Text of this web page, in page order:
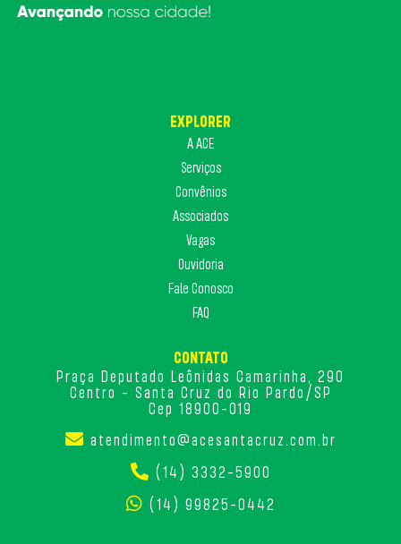
EXPLORER
A ACE
Serviços
Convênios
Associados
Vagas
Ouvidoria
Fale Conosco
FAQ
CONTATO
Praça Deputado Leônidas Camarinha, 290
Centro - Santa Cruz do Rio Pardo/SP
Cep 18900-019
atendimento@acesantacruz.com.br
(14) 3332-5900
(14) 99825-0442